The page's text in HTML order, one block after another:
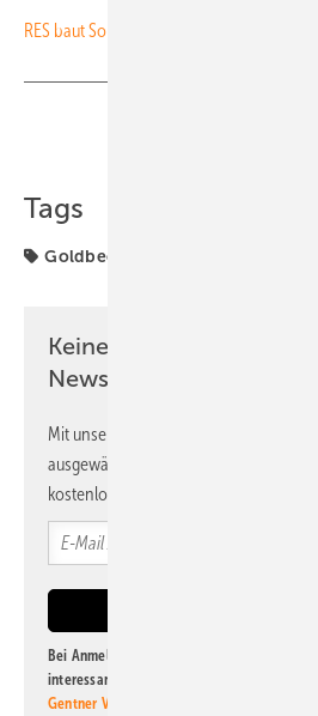
RES baut Solarpark auf Tagebaufläche in
Tags
Goldbeck
Keine Zeit? Kein
Newsletter!
Mit unserem Newsletter erhalten Sie
ausgewählte Informationen und
kostenlos direkt ins Postfach.
Bei Anmeldung zu diesem Newsletter bin
interessante Verlags- und Online-Angebote
Gentner Verlag GmbH & Co. KG